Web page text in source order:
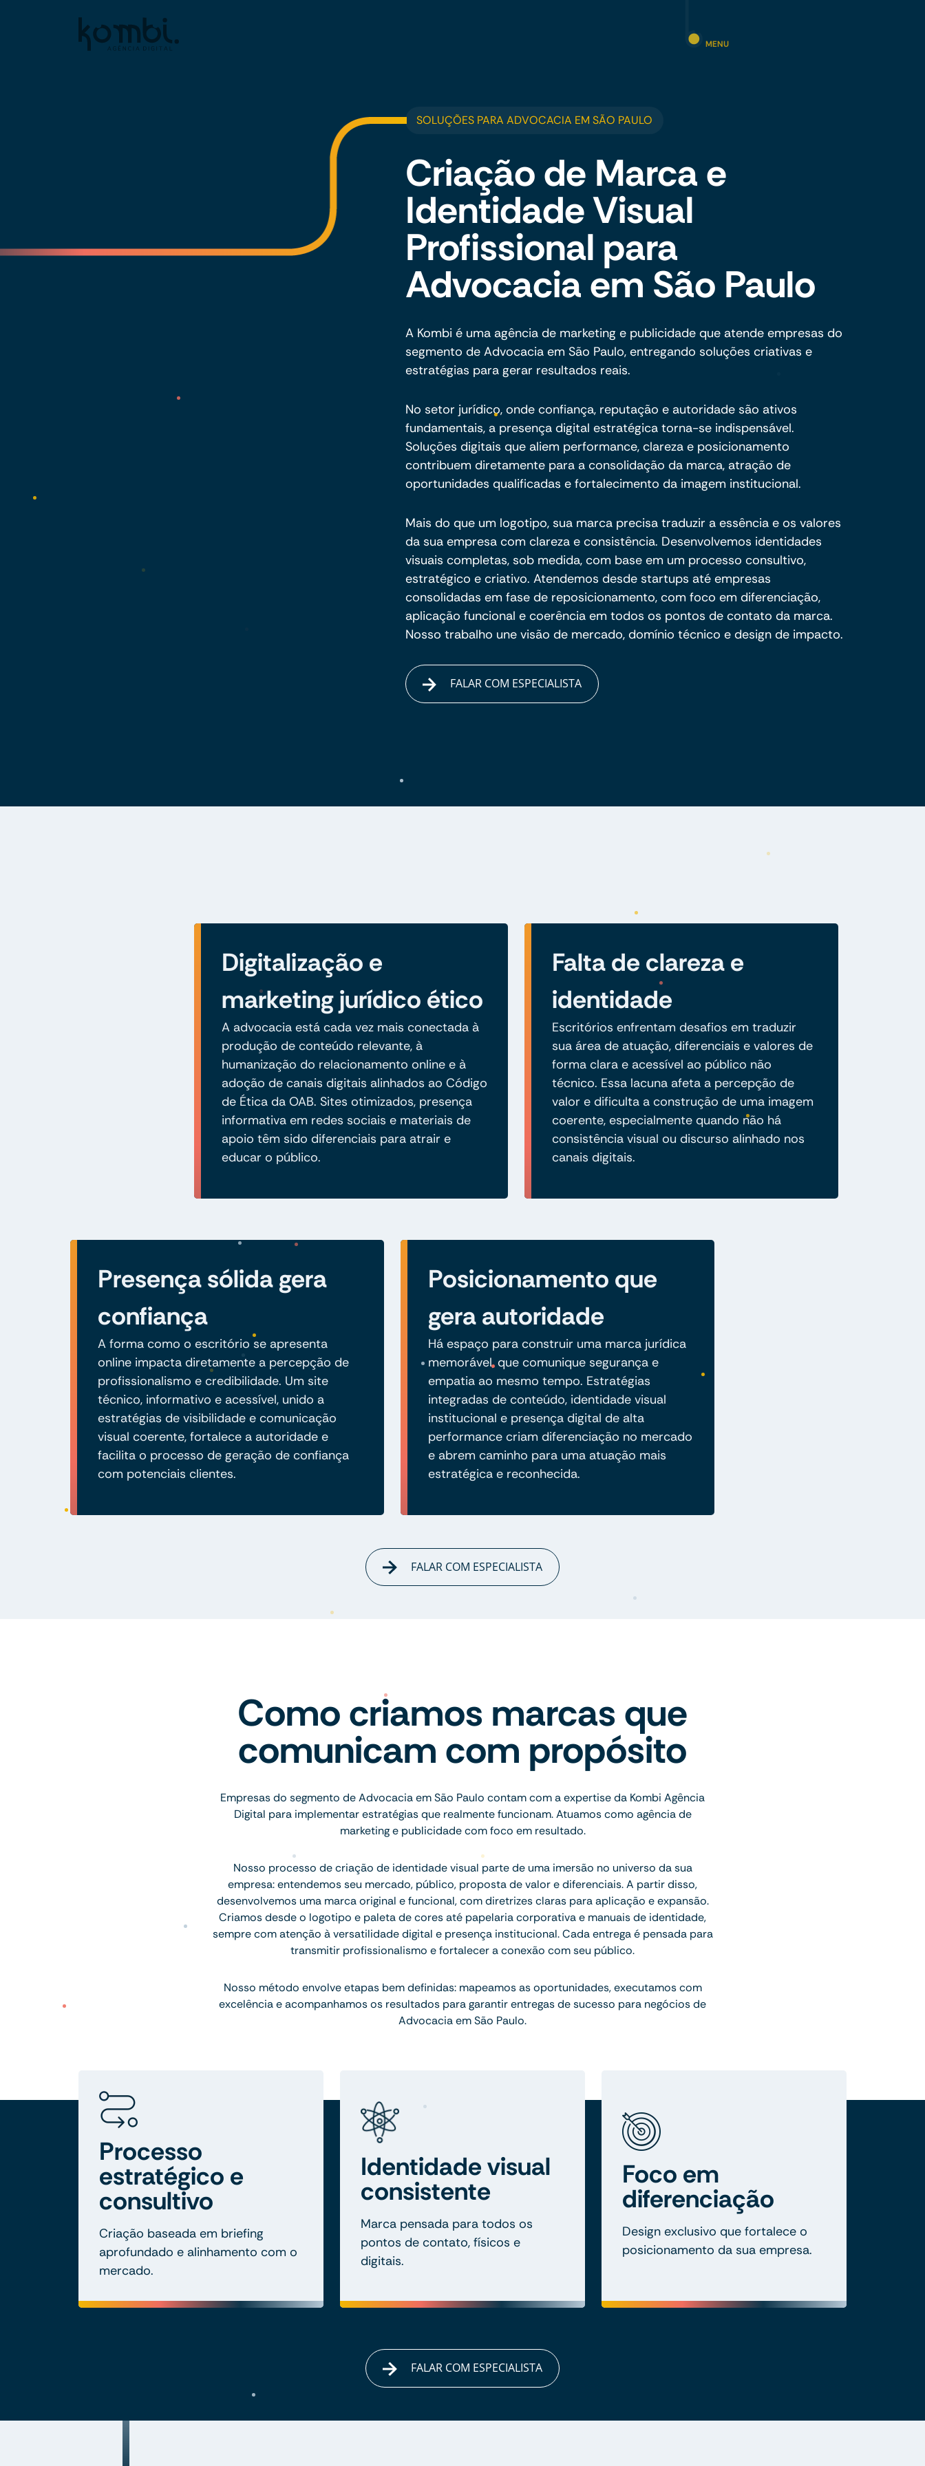
MENU
SOLUÇÕES PARA ADVOCACIA EM SÃO PAULO
Criação de Marca e
Identidade Visual
Profissional para
Advocacia em São Paulo
A Kombi é uma agência de marketing e publicidade que atende empresas do
segmento de Advocacia em São Paulo, entregando soluções criativas e
estratégias para gerar resultados reais.
No setor jurídico, onde confiança, reputação e autoridade são ativos
fundamentais, a presença digital estratégica torna-se indispensável.
Soluções digitais que aliem performance, clareza e posicionamento
contribuem diretamente para a consolidação da marca, atração de
oportunidades qualificadas e fortalecimento da imagem institucional.
Mais do que um logotipo, sua marca precisa traduzir a essência e os valores
da sua empresa com clareza e consistência. Desenvolvemos identidades
visuais completas, sob medida, com base em um processo consultivo,
estratégico e criativo. Atendemos desde startups até empresas
consolidadas em fase de reposicionamento, com foco em diferenciação,
aplicação funcional e coerência em todos os pontos de contato da marca.
Nosso trabalho une visão de mercado, domínio técnico e design de impacto.
FALAR COM ESPECIALISTA
Digitalização e
marketing jurídico ético
A advocacia está cada vez mais conectada à
produção de conteúdo relevante, à
humanização do relacionamento online e à
adoção de canais digitais alinhados ao Código
de Ética da OAB. Sites otimizados, presença
informativa em redes sociais e materiais de
apoio têm sido diferenciais para atrair e
educar o público.
Falta de clareza e
identidade
Escritórios enfrentam desafios em traduzir
sua área de atuação, diferenciais e valores de
forma clara e acessível ao público não
técnico. Essa lacuna afeta a percepção de
valor e dificulta a construção de uma imagem
coerente, especialmente quando não há
consistência visual ou discurso alinhado nos
canais digitais.
Presença sólida gera
confiança
A forma como o escritório se apresenta
online impacta diretamente a percepção de
profissionalismo e credibilidade. Um site
técnico, informativo e acessível, unido a
estratégias de visibilidade e comunicação
visual coerente, fortalece a autoridade e
facilita o processo de geração de confiança
com potenciais clientes.
Posicionamento que
gera autoridade
Há espaço para construir uma marca jurídica
memorável, que comunique segurança e
empatia ao mesmo tempo. Estratégias
integradas de conteúdo, identidade visual
institucional e presença digital de alta
performance criam diferenciação no mercado
e abrem caminho para uma atuação mais
estratégica e reconhecida.
FALAR COM ESPECIALISTA
Como criamos marcas que
comunicam com propósito
Empresas do segmento de Advocacia em São Paulo contam com a expertise da Kombi Agência
Digital para implementar estratégias que realmente funcionam. Atuamos como agência de
marketing e publicidade com foco em resultado.
Nosso processo de criação de identidade visual parte de uma imersão no universo da sua
empresa: entendemos seu mercado, público, proposta de valor e diferenciais. A partir disso,
desenvolvemos uma marca original e funcional, com diretrizes claras para aplicação e expansão.
Criamos desde o logotipo e paleta de cores até papelaria corporativa e manuais de identidade,
sempre com atenção à versatilidade digital e presença institucional. Cada entrega é pensada para
transmitir profissionalismo e fortalecer a conexão com seu público.
Nosso método envolve etapas bem definidas: mapeamos as oportunidades, executamos com
excelência e acompanhamos os resultados para garantir entregas de sucesso para negócios de
Advocacia em São Paulo.
Processo
estratégico e
consultivo
Criação baseada em briefing
aprofundado e alinhamento com o
mercado.
Identidade visual
consistente
Marca pensada para todos os
pontos de contato, físicos e
digitais.
Foco em
diferenciação
Design exclusivo que fortalece o
posicionamento da sua empresa.
FALAR COM ESPECIALISTA